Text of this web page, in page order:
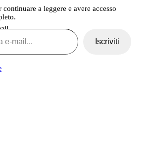
a leggere e avere accesso
Iscriviti